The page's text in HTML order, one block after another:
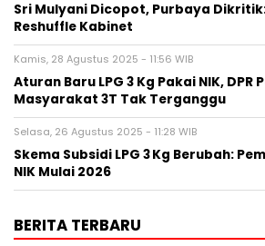
Sri Mulyani Dicopot, Purbaya
Reshuffle Kabinet
Kamis, 28 Agustus 2025 - 11:56 WIB
Aturan Baru LPG 3 Kg Pakai NIK, DPR
Masyarakat 3T Tak Terganggu
Selasa, 26 Agustus 2025 - 11:28 WIB
Skema Subsidi LPG 3 Kg Berubah:
NIK Mulai 2026
BERITA TERBARU